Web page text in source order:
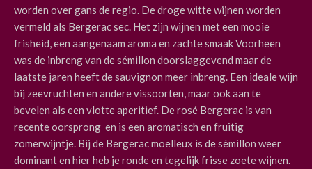
worden over gans de regio. De droge witte wijnen worden
vermeld als Bergerac sec. Het zijn wijnen met een mooie
frisheid, een aangenaam aroma en zachte smaak Voorheen
was de inbreng van de sémillon doorslaggevend maar de
laatste jaren heeft de sauvignon meer inbreng. Een ideale wijn
bij zeevruchten en andere vissoorten, maar ook aan te
bevelen als een vlotte aperitief. De rosé Bergerac is van
recente oorsprong en is een aromatisch en fruitig
zomerwijntje. Bij de Bergerac moelleux is de sémillon weer
dominant en hier heb je ronde en tegelijk frisse zoete wijnen.